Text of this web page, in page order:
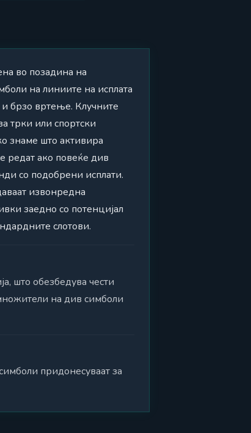
во позадина на
на линиите на исплата
брзо вртење. Клучните
трки или спортски
знаме што активира
редат ако повеќе див
со подобрени исплати.
извонредна
заедно со потенцијал
слотови.
што обезбедува чести
на див симболи
придонесуваат за